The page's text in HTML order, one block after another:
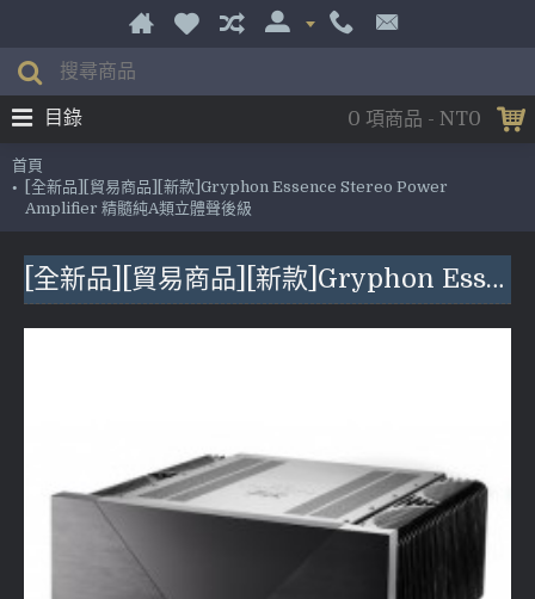
0 項商品 - NT0
目錄
首頁
[全新品][貿易商品][新款]Gryphon Essence Stereo Power
Amplifier 精髓純A類立體聲後級
[全新品][貿易商品][新款]Gryphon Essence Stereo Power Amplifier 精髓純A類立體聲後級